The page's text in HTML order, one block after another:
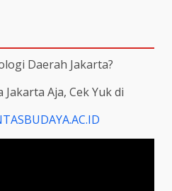
Daerah Jakarta?
Aja, Cek Yuk di